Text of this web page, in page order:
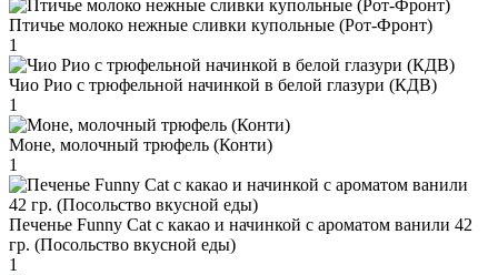
Птичье молоко нежные сливки купольные (Рот-Фронт)
1
Чио Рио с трюфельной начинкой в белой глазури (КДВ)
1
Моне, молочный трюфель (Конти)
1
Печенье Funny Сat с какао и начинкой с ароматом ванили 42
гр. (Посольство вкусной еды)
1